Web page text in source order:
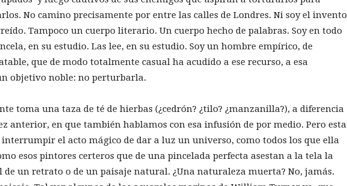
No camino precisamente por entre las calles de Londres. Ni soy el invento
Tampoco un cuerpo literario. Un cuerpo hecho de palabras. Soy en todo
en su estudio. Las lee, en su estudio. Soy un hombre empírico, de
que de modo totalmente casual ha acudido a ese recurso, a esa
objetivo noble: no perturbarla.
toma una taza de té de hierbas (¿cedrón? ¿tilo? ¿manzanilla?), a diferencia
anterior, en que también hablamos con esa infusión de por medio. Pero esta
interrumpir el acto mágico de dar a luz un universo, como todos los que ella
esos pintores certeros que de una pincelada perfecta asestan a la tela la
un retrato o de un paisaje natural. ¿Una naturaleza muerta? No, jamás.